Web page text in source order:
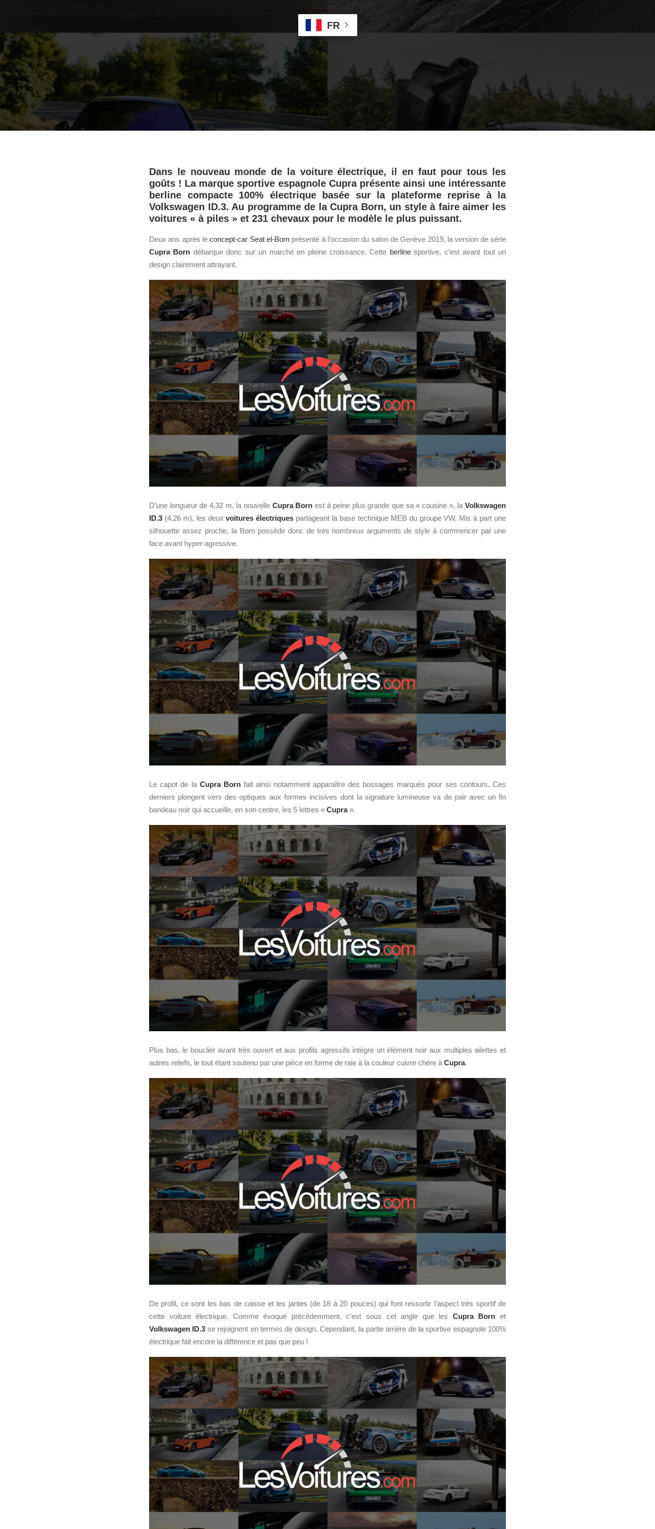
FR
Dans le nouveau monde de la voiture électrique, il en faut pour tous les
goûts ! La marque sportive espagnole Cupra présente ainsi une intéressante
berline compacte 100% électrique basée sur la plateforme reprise à la
Volkswagen ID.3. Au programme de la Cupra Born, un style à faire aimer les
voitures « à piles » et 231 chevaux pour le modèle le plus puissant.
Deux ans après leconcept-car Seat el-Born présenté à l’occasion du salon de Genève 2019, la version de série
Cupra Born débarque donc sur un marché en pleine croissance. Cette berlinesportive, c’est avant tout un
design clairement attrayant.
D’une longueur de 4,32 m, la nouvelle Cupra Born est à peine plus grande que sa « cousine », laVolkswagen
ID.3 (4,26 m), les deuxvoitures électriques partageant la base technique MEB du groupe VW. Mis à part une
silhouette assez proche, la Born possède donc de très nombreux arguments de style à commencer par une
face avant hyper-agressive.
Le capot de la Cupra Bornfait ainsi notamment apparaître des bossages marqués pour ses contours. Ces
derniers plongent vers des optiques aux formes incisives dont la signature lumineuse va de pair avec un fin
bandeau noir qui accueille, en son centre, les 5 lettres « Cupra».
Plus bas, le bouclier avant très ouvert et aux profils agressifs intègre un élément noir aux multiples ailettes et
autres reliefs, le tout étant soutenu par une pièce en forme de raie à la couleur cuivre chère à Cupra.
De profil, ce sont les bas de caisse et les jantes (de 18 à 20 pouces) qui font ressortir l’aspect très sportif de
cette voiture électrique. Comme évoqué précédemment, c’est sous cet angle que les Cupra Born et
Volkswagen ID.3 se rejoignent en termes de design. Cependant, la partie arrière de la sportive espagnole 100%
électrique fait encore la différence et pas que peu !